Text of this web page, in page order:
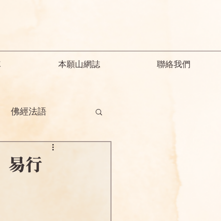
本願山網誌 聯絡我們
佛經法語
釋迦教念彌陀
易行